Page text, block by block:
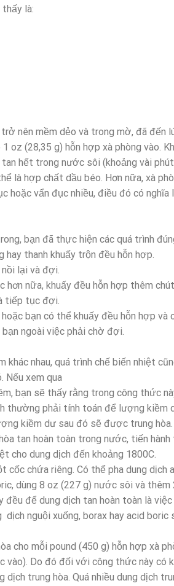
là:
nên mềm dẻo và trong mờ, đã
oz (28,35 g) hỗn hợp xà phòng vào.
hết trong nước sôi (khoảng vài
là hợp chất dầu béo. Hơn nữa, xà
hoặc vẩn đục nhiều, điều đó có
bạn đã thực hiện các quá trình
hay thanh khuấy trộn đều hỗn hợp.
lại và đợi.
nữa, khuấy đều hỗn hợp thêm
tiếp tục đợi.
bạn có thể khuấy đều hỗn hợp
ngoài việc phải chờ đợi.
nhau, quá trình chế biến nhiệt
Nếu xem qua
bạn sẽ thấy rằng trong công thức
thường phải tính toán để lượng kiềm
kiềm dư sau đó sẽ được trung hòa.
tan hoàn toàn trong nước, tiến
cho dung dịch đến khoảng 1800C.
chứa riêng. Có thể pha dung dịch
dùng 8 oz (227 g) nước sôi và
để dung dịch tan hoàn toàn là
nguội xuống, borax hay acid
cho mỗi pound (450 g) hỗn hợp xà
Do đó đối với công thức này có
dịch trung hòa. Quá nhiều dung dịch